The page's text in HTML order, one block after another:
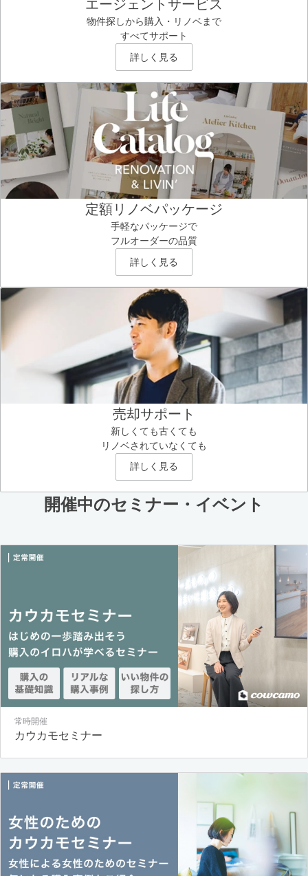
エージェントサービス
物件探しから購入・リノベまで
すべてサポート
詳しく見る
定額リノベパッケージ
手軽なパッケージで
フルオーダーの品質
詳しく見る
売却サポート
新しくても古くても
リノベされていなくても
詳しく見る
開催中のセミナー・イベント
常時開催
カウカモセミナー